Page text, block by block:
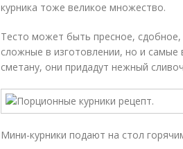
курника тоже великое множество.
Тесто может быть пресное,
сложные в изготовлении, но и самые
сметану, они придадут нежный
Мини-курники подают на стол